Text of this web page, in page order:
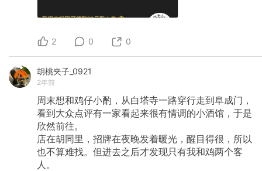
2 0 0
胡桃夹子_0921
2年前
周末想和鸡仔小酌，从白塔寺一路穿行走到阜成门，
看到大众点评有一家看起来很有情调的小酒馆，于是
欣然前往。
店在胡同里，招牌在夜晚发着暖光，醒目得很，所以
也不算难找。但进去之后才发现只有我和鸡两个客
人。